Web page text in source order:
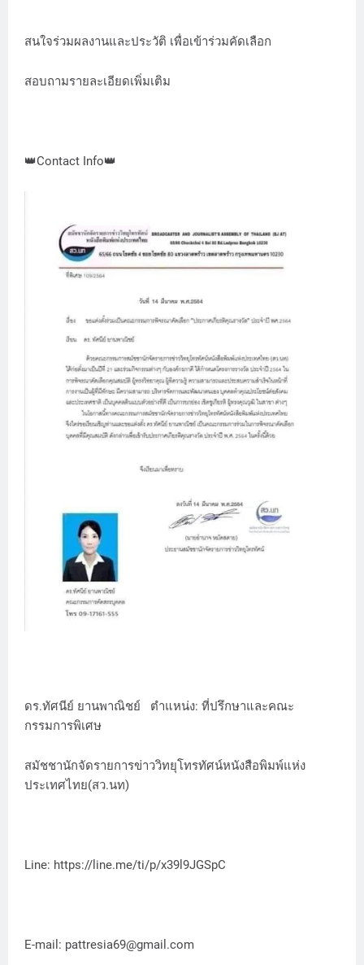
สนใจร่วมผลงานและประวัติ เพื่อเข้าร่วมคัดเลือก
สอบถามรายละเอียดเพิ่มเติม
👑Contact Info👑
ดร.ทัศนีย์ ยานพาณิชย์ ตำแหน่ง: ที่ปรึกษาและคณะ
กรรมการพิเศษ
สมัชชานักจัดรายการข่าววิทยุโทรทัศน์หนังสือพิมพ์แห่ง
ประเทศไทย(สว.นท)
Line: https://line.me/ti/p/x39l9JGSpC
E-mail: pattresia69@gmail.com